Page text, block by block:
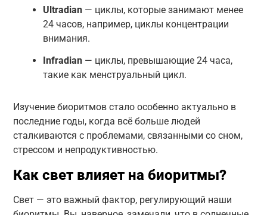
Ultradian— циклы, которые занимают менее
24 часов, например, циклы концентрации
внимания.
Infradian— циклы, превышающие 24 часа,
такие как менструальный цикл.
Изучение биоритмов стало особенно актуально в
последние годы, когда всё больше людей
сталкиваются с проблемами, связанными со сном,
стрессом и непродуктивностью.
Как свет влияет на биоритмы?
Свет — это важный фактор, регулирующий наши